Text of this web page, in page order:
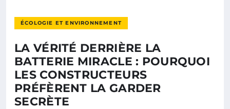
ÉCOLOGIE ET ENVIRONNEMENT
LA VÉRITÉ DERRIÈRE LA
BATTERIE MIRACLE : POURQUOI
LES CONSTRUCTEURS
PRÉFÈRENT LA GARDER
SECRÈTE